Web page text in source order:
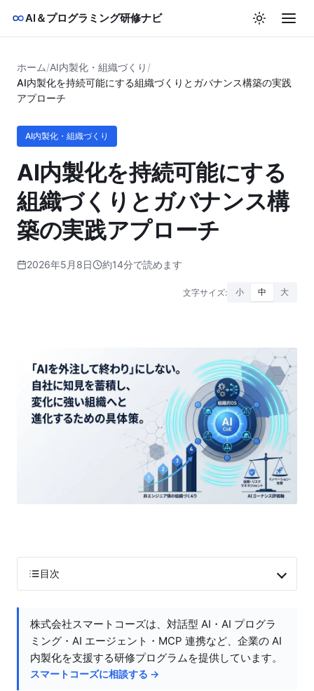
AI＆プログラミング研修ナビ
ホーム/AI内製化・組織づくり /
AI内製化を持続可能にする組織づくりとガバナンス構築の実践
アプローチ
AI内製化・組織づくり
AI内製化を持続可能にする
組織づくりとガバナンス構
築の実践アプローチ
2026年5月8日 約14分で読めます
文字サイズ: 小 中 大
目次
株式会社スマートコーズは、対話型 AI・AI プログラ
ミング・AI エージェント・MCP 連携など、企業の AI
内製化を支援する研修プログラムを提供しています。
スマートコーズに相談する →